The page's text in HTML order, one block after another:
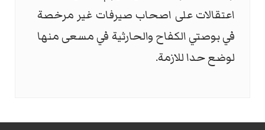
اعتقالات على اصحاب صيرفات غير مرخصة
في بوصتي الكفاح والحارثية في مسعى منها
لوضع حدا للازمة.